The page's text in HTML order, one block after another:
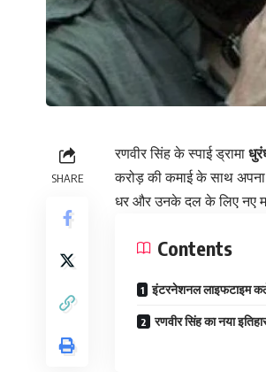
SHARE
रणवीर सिंह के स्पाई ड्रामा
करोड़ की कमाई के साथ
धर और उनके दल के लिए नए
Contents
इंटरनेशनल लाइफटाइम
रणवीर सिंह का नया